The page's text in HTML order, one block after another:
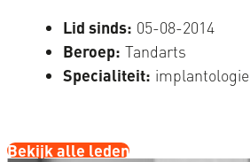
Lid sinds: 05-08-2014
Beroep: Tandarts
Specialiteit: implantologie
Bekijk alle leden